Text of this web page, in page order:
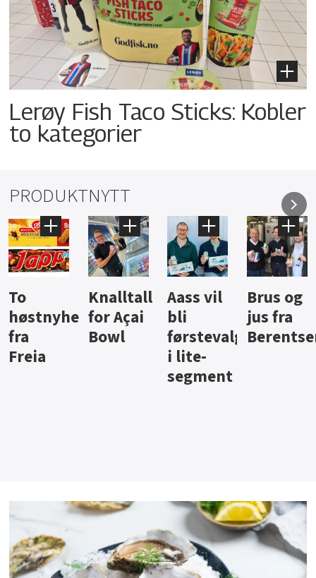
Lerøy Fish Taco Sticks: Kobler
to kategorier
PRODUKTNYTT
Knalltall
for Açai
Bowl
Aass vil
bli
førstevalg
Brus og
jus fra
Berentsen
Hard
iste fra
Hansa